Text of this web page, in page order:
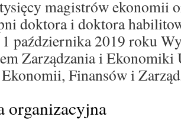
magistrów ekonomii
doktora i doktora
października 2019 roku
Zarządzania i Ekonomiki
Finansów i
organizacyjna